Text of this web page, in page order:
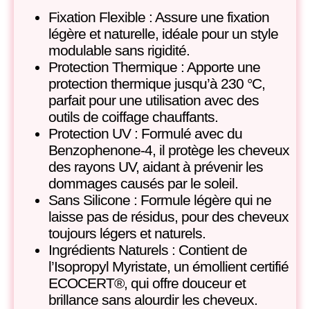
Fixation Flexible : Assure une fixation
légère et naturelle, idéale pour un style
modulable sans rigidité.
Protection Thermique : Apporte une
protection thermique jusqu’à 230 °C,
parfait pour une utilisation avec des
outils de coiffage chauffants.
Protection UV : Formulé avec du
Benzophenone-4, il protège les cheveux
des rayons UV, aidant à prévenir les
dommages causés par le soleil.
Sans Silicone : Formule légère qui ne
laisse pas de résidus, pour des cheveux
toujours légers et naturels.
Ingrédients Naturels : Contient de
l’Isopropyl Myristate, un émollient certifié
ECOCERT®, qui offre douceur et
brillance sans alourdir les cheveux.